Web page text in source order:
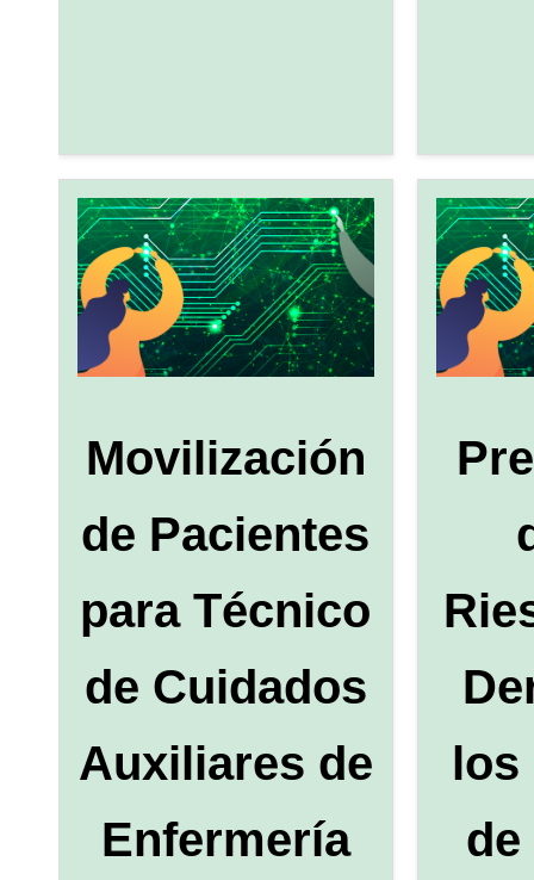
Movilización
de Pacientes
para Técnico
de Cuidados
Auxiliares de
Enfermería
los
de